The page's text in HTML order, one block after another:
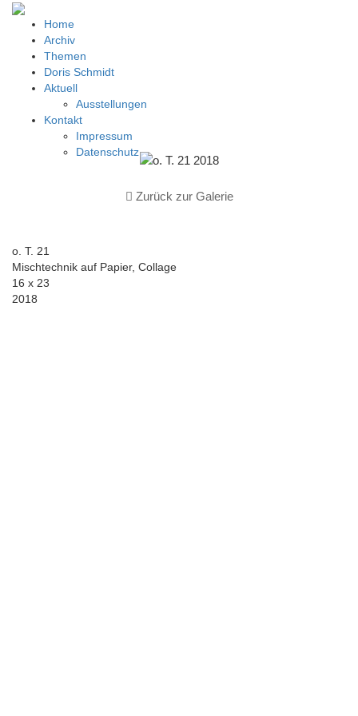
Home
Archiv
Themen
Doris Schmidt
Aktuell
Ausstellungen
Kontakt
Impressum
Datenschutz
Zurück zur Galerie
o. T. 21
Mischtechnik auf Papier, Collage
16 x 23
2018